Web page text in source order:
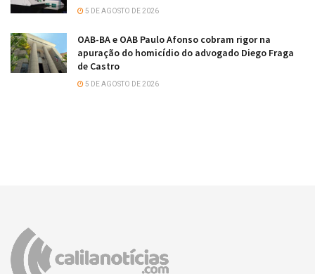
5 DE AGOSTO DE 2026
OAB-BA e OAB Paulo Afonso cobram rigor na
apuração do homicídio do advogado Diego Fraga
de Castro
5 DE AGOSTO DE 2026